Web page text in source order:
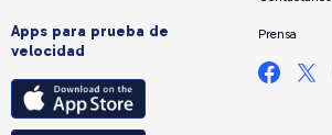
Apps para prueba de
velocidad
Prensa